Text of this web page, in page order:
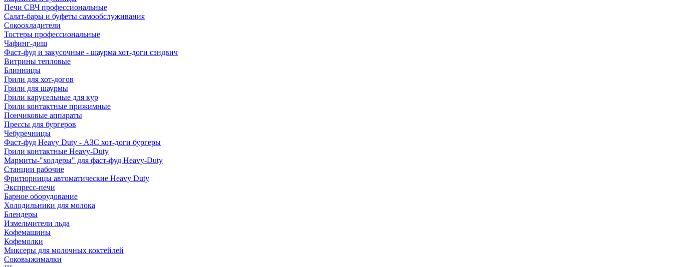
Печи СВЧ профессиональные
Салат-бары и буфеты самообслуживания
Сокоохладители
Тостеры профессиональные
Чафинг-диш
Фаст-фуд и закусочные - шаурма хот-доги сэндвич
Витрины тепловые
Блинницы
Грили для хот-догов
Грили для шаурмы
Грили карусельные для кур
Грили контактные прижимные
Пончиковые аппараты
Прессы для бургеров
Чебуречницы
Фаст-фуд Heavy Duty - АЗС хот-доги бургеры
Грили контактные Heavy-Duty
Мармиты-"холдеры" для фаст-фуд Heavy-Duty
Станции рабочие
Фритюрницы автоматические Heavy Duty
Экспресс-печи
Барное оборудование
Холодильники для молока
Блендеры
Измельчители льда
Кофемашины
Кофемолки
Миксеры для молочных коктейлей
Соковыжималки